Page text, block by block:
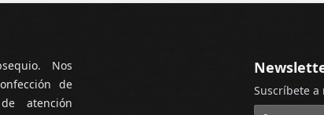
Nos
de
atención
Suscríbete